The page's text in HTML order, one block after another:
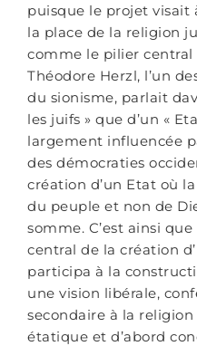
puisque le projet visait
la place de la religion
comme le pilier central
Théodore Herzl, l’un
du sionisme, parlait
les juifs » que d’un «
largement influencée
des démocraties
création d’un Etat où
du peuple et non de
somme. C’est ainsi
central de la création
participa à la
une vision libérale,
secondaire à la religion
étatique et d’abord